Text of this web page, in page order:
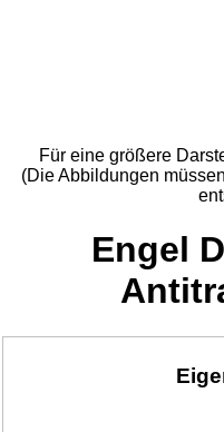
Für eine größere
(Die Abbildungen
Engel